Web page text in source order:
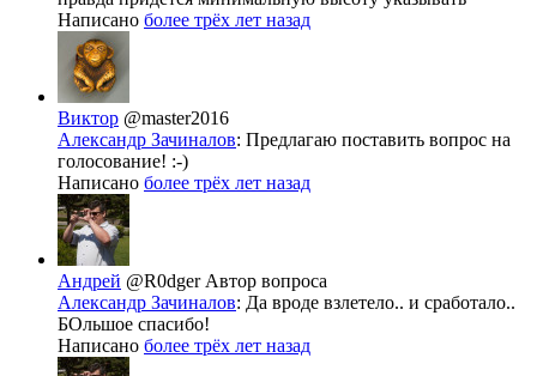
Написано более трёх лет назад
Виктор @master2016
Александр Зачиналов: Предлагаю поставить вопрос на
голосование! :-)
Написано более трёх лет назад
Андрей @R0dger Автор вопроса
Александр Зачиналов: Да вроде взлетело.. и сработало..
БОльшое спасибо!
Написано более трёх лет назад